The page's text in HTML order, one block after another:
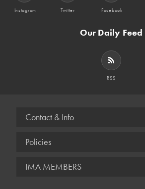
Instagram Twitter Facebook
Our Daily Feed
RSS
Contact & Info
Policies
IMA MEMBERS